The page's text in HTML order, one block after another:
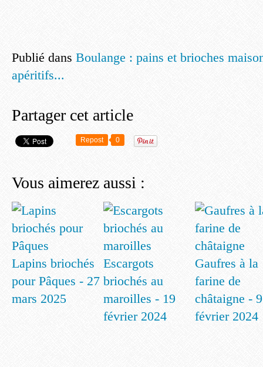
Publié dans Boulange : pains et brioches
apéritifs...
Partager cet article
Repost 0
Vous aimerez aussi :
Lapins briochés
pour Pâques - 27
mars 2025
Escargots
briochés au
maroilles - 19
février 2024
Gaufres à la
farine de
châtaigne - 9
février 2024